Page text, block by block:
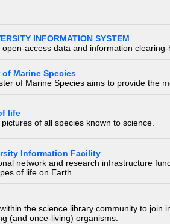
INFORMATION SYSTEM
open-access data and information
Marine Species
of Marine Species aims to provide the
life
of all species known to science.
Information Facility
network and research infrastructure
of life on Earth.
the science library community to
(and once-living) organisms.